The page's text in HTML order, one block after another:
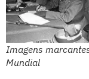
Imagens
Mundial